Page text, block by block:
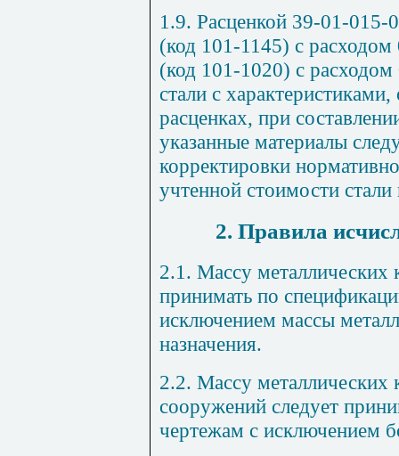
1.9. Расценкой 39-01-015-
(код 101-1145) с расходом
(код 101-1020) с
стали с характеристиками,
расценках, при
указанные материалы
корректировки
учтенной стоимости стали
2. Правила
2.1. Массу металлических
принимать по спец
исключением массы
назначения.
2.2. Массу металлических
сооружений следует
чертежам с исключением